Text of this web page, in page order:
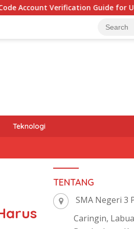
Guide for US Players
Teknologi
TENTANG
SMA Negeri 3
Caringin,